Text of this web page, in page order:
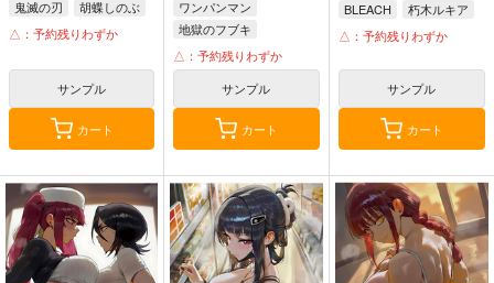
鬼滅の刃
胡蝶しのぶ
△：予約残りわずか
サンプル
カート
ワンパンマン
地獄のフブキ
△：予約残りわずか
サンプル
カート
BLEACH
朽木ルキア
△：予約残りわずか
サンプル
カート